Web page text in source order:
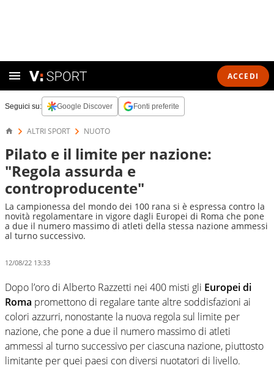
ACCEDI
Seguici su: Google Discover Fonti preferite
ALTRI SPORT NUOTO
Pilato e il limite per nazione:
"Regola assurda e
controproducente"
La campionessa del mondo dei 100 rana si è espressa contro la
novità regolamentare in vigore dagli Europei di Roma che pone
a due il numero massimo di atleti della stessa nazione ammessi
al turno successivo.
12/08/22 13:33
Dopo l’oro di Alberto Razzetti nei 400 misti gli Europei di
Roma promettono di regalare tante altre soddisfazioni ai
colori azzurri, nonostante la nuova regola sul limite per
nazione, che pone a due il numero massimo di atleti
ammessi al turno successivo per ciascuna nazione, piuttosto
limitante per quei paesi con diversi nuotatori di livello.